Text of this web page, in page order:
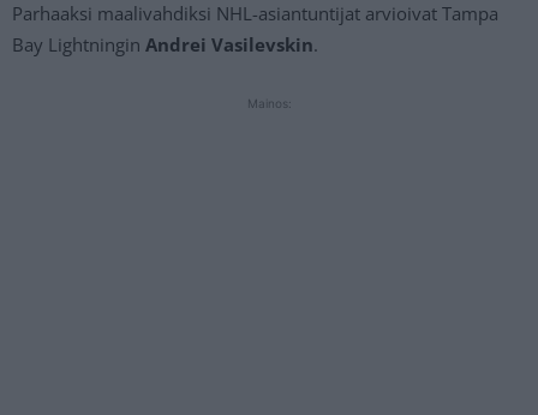
Parhaaksi maalivahdiksi NHL-asiantuntijat arvioivat Tampa
Bay Lightningin Andrei Vasilevskin.
Mainos: